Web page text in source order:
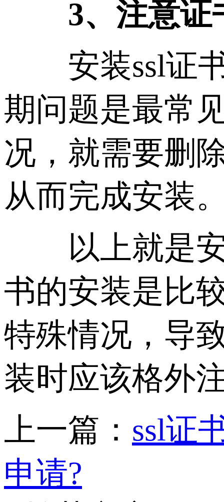
3、注意证
安装ssl证书
期问题是最常
况，就需要删
从而完成安装
以上就是安
书的安装是比
特殊情况，导
装时应该格外
上一篇： ssl证
申请?